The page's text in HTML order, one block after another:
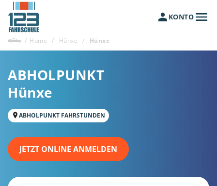
KONTO
/ Home / Hünxe / Hünxe
ABHOLPUNKT
Hünxe
ABHOLPUNKT FAHRSTUNDEN
JETZT ONLINE ANMELDEN